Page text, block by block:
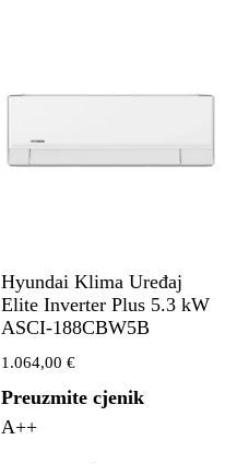
Hyundai Klima Uređaj
Elite Inverter Plus 5.3 kW
ASCI-188CBW5B
1.064,00€
Preuzmite cjenik
A++